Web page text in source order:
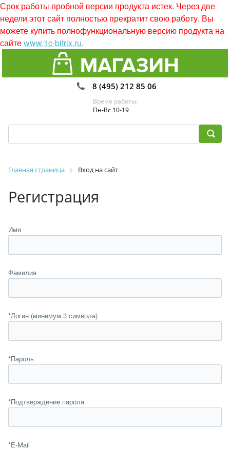
Срок работы пробной версии продукта истек. Через две
недели этот сайт полностью прекратит свою работу. Вы
можете купить полнофункциональную версию продукта на
сайтеwww.1c-bitrix.ru.
8 (495) 212 85 06
Время работы:
Пн-Вс 10-19
Главная страница Вход на сайт
Регистрация
Имя
Фамилия
*Логин (минимум 3 символа)
*Пароль
*Подтверждение пароля
*E-Mail